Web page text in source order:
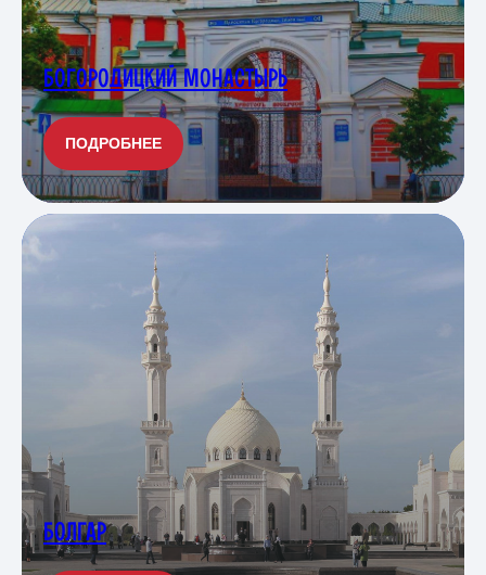
БОГОРОДИЦКИЙ МОНАСТЫРЬ
ПОДРОБНЕЕ
БОЛГАР